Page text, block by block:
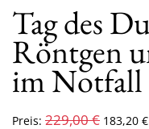
Tag des
Röntgen
im Notfall
Preis: 229,00€ 183,20 €